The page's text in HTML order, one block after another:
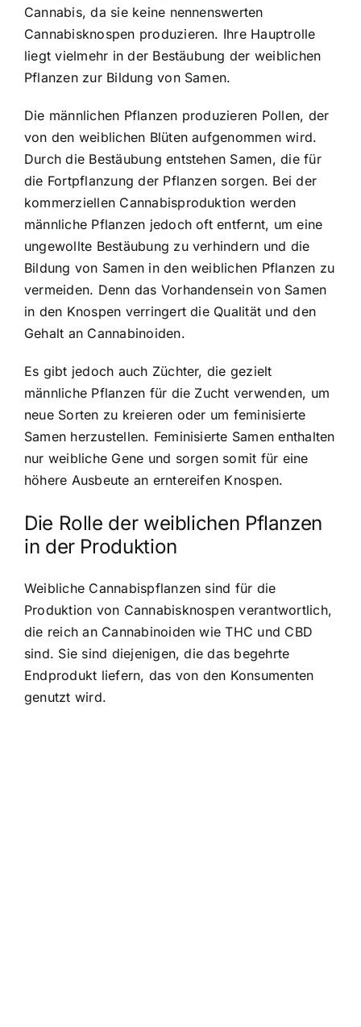
Cannabis, da sie keine nennenswerten
Cannabisknospen produzieren. Ihre Hauptrolle
liegt vielmehr in der Bestäubung der weiblichen
Pflanzen zur Bildung von Samen.
Die männlichen Pflanzen produzieren Pollen, der
von den weiblichen Blüten aufgenommen wird.
Durch die Bestäubung entstehen Samen, die für
die Fortpflanzung der Pflanzen sorgen. Bei der
kommerziellen Cannabisproduktion werden
männliche Pflanzen jedoch oft entfernt, um eine
ungewollte Bestäubung zu verhindern und die
Bildung von Samen in den weiblichen Pflanzen zu
vermeiden. Denn das Vorhandensein von Samen
in den Knospen verringert die Qualität und den
Gehalt an Cannabinoiden.
Es gibt jedoch auch Züchter, die gezielt
männliche Pflanzen für die Zucht verwenden, um
neue Sorten zu kreieren oder um feminisierte
Samen herzustellen. Feminisierte Samen enthalten
nur weibliche Gene und sorgen somit für eine
höhere Ausbeute an erntereifen Knospen.
Die Rolle der weiblichen Pflanzen
in der Produktion
Weibliche Cannabispflanzen sind für die
Produktion von Cannabisknospen verantwortlich,
die reich an Cannabinoiden wie THC und CBD
sind. Sie sind diejenigen, die das begehrte
Endprodukt liefern, das von den Konsumenten
genutzt wird.